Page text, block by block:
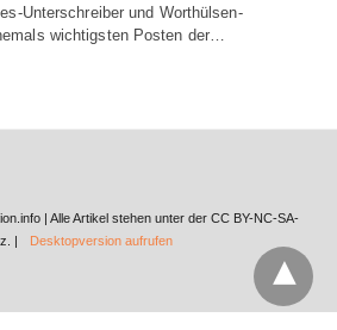
Unterschreiber und Worthülsen-
wichtigsten Posten der…
| Alle Artikel stehen unter der CC BY-NC-SA-
|
Desktopversion aufrufen